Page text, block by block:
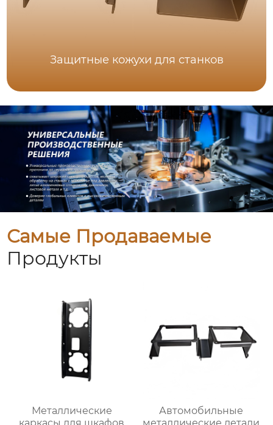
Защитные кожухи для станков
Самые Продаваемые
Продукты
Металлические
Автомобильные